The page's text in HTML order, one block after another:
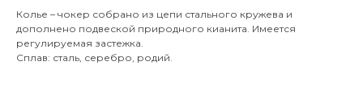
Колье – чокер собрано из цепи стального кружева и
дополнено подвеской природного кианита. Имеется
регулируемая застежка.
Сплав: сталь, серебро, родий.